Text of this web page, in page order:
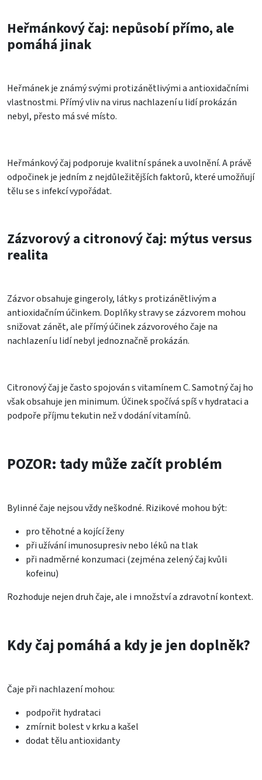
Heřmánkový čaj: nepůsobí přímo, ale
pomáhá jinak
Heřmánek je známý svými protizánětlivými a antioxidačními
vlastnostmi. Přímý vliv na virus nachlazení u lidí prokázán
nebyl, přesto má své místo.
Heřmánkový čaj podporuje kvalitní spánek a uvolnění. A právě
odpočinek je jedním z nejdůležitějších faktorů, které umožňují
tělu se s infekcí vypořádat.
Zázvorový a citronový čaj: mýtus versus
realita
Zázvor obsahuje gingeroly, látky s protizánětlivým a
antioxidačním účinkem. Doplňky stravy se zázvorem mohou
snižovat zánět, ale přímý účinek zázvorového čaje na
nachlazení u lidí nebyl jednoznačně prokázán.
Citronový čaj je často spojován s vitamínem C. Samotný čaj ho
však obsahuje jen minimum. Účinek spočívá spíš v hydrataci a
podpoře příjmu tekutin než v dodání vitamínů.
POZOR: tady může začít problém
Bylinné čaje nejsou vždy neškodné. Rizikové mohou být:
pro těhotné a kojící ženy
při užívání imunosupresiv nebo léků na tlak
při nadměrné konzumaci (zejména zelený čaj kvůli
kofeinu)
Rozhoduje nejen druh čaje, ale i množství a zdravotní kontext.
Kdy čaj pomáhá a kdy je jen doplněk?
Čaje při nachlazení mohou:
podpořit hydrataci
zmírnit bolest v krku a kašel
dodat tělu antioxidanty